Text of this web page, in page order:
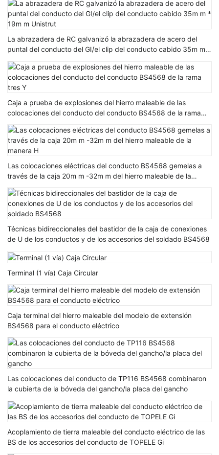
La abrazadera de RC galvanizó la abrazadera de acero del
puntal del conducto del GI/el clip del conducto cabido 35m m *
Caja a prueba de explosiones del hierro maleable de las
colocaciones del conducto del conducto BS4568 de la rama
tres Y
Las colocaciones eléctricas del conducto BS4568 gemelas a
través de la caja 20m m -32m m del hierro maleable de la
manera H
Técnicas bidireccionales del bastidor de la caja de conexiones
de U de los conductos y de los accesorios del soldado BS4568
Terminal (1 vía) Caja Circular
Caja terminal del hierro maleable del modelo de extensión
BS4568 para el conducto eléctrico
Las colocaciones del conducto de TP116 BS4568 combinaron
la cubierta de la bóveda del gancho/la placa del gancho
Acoplamiento de tierra maleable del conducto eléctrico de las
BS de los accesorios del conducto de TOPELE Gi